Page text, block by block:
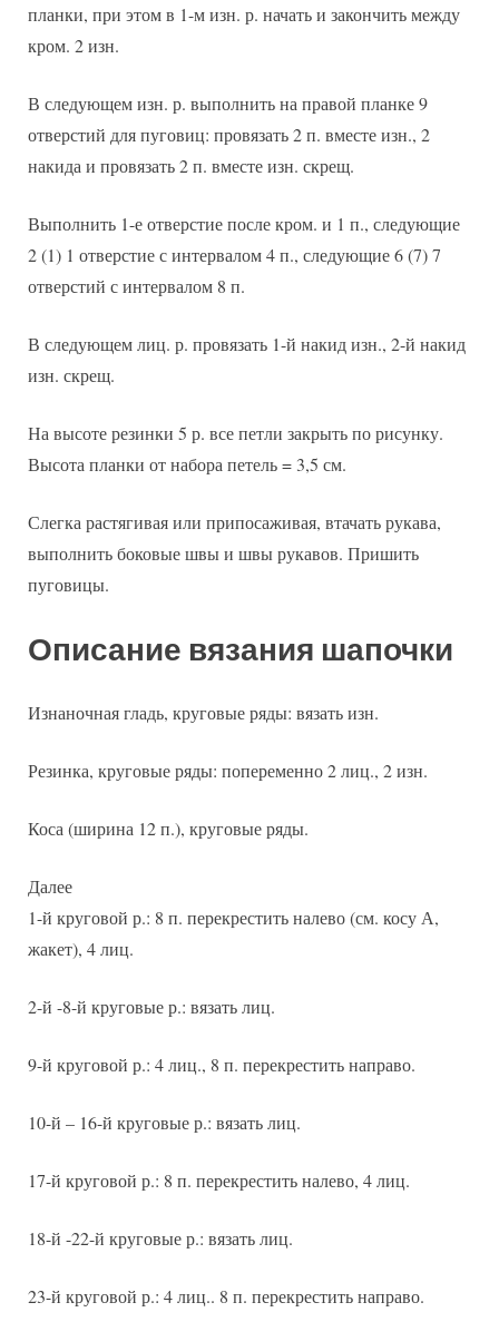
планки, при этом в 1-м изн. р. начать и закончить между
кром. 2 изн.
В следующем изн. р. выполнить на правой планке 9
отверстий для пуговиц: провязать 2 п. вместе изн., 2
накида и провязать 2 п. вместе изн. скрещ.
Выполнить 1-е отверстие после кром. и 1 п., следующие
2 (1) 1 отверстие с интервалом 4 п., следующие 6 (7) 7
отверстий с интервалом 8 п.
В следующем лиц. р. провязать 1-й накид изн., 2-й накид
изн. скрещ.
На высоте резинки 5 р. все петли закрыть по рисунку.
Высота планки от набора петель = 3,5 см.
Слегка растягивая или припосаживая, втачать рукава,
выполнить боковые швы и швы рукавов. Пришить
пуговицы.
Описание вязания шапочки
Изнаночная гладь, круговые ряды: вязать изн.
Резинка, круговые ряды: попеременно 2 лиц., 2 изн.
Коса (ширина 12 п.), круговые ряды.
Далее
1-й круговой р.: 8 п. перекрестить налево (см. косу А,
жакет), 4 лиц.
2-й -8-й круговые р.: вязать лиц.
9-й круговой р.: 4 лиц., 8 п. перекрестить направо.
10-й – 16-й круговые р.: вязать лиц.
17-й круговой р.: 8 п. перекрестить налево, 4 лиц.
18-й -22-й круговые р.: вязать лиц.
23-й круговой р.: 4 лиц.. 8 п. перекрестить направо.